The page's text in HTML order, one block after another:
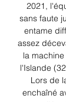
2021,
sans faute
entame
assez
la
l'Islande
Lors de
enchaîné